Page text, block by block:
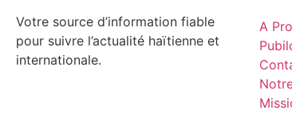
Votre source d’information fiable
pour suivre l’actualité haïtienne et
internationale.
A